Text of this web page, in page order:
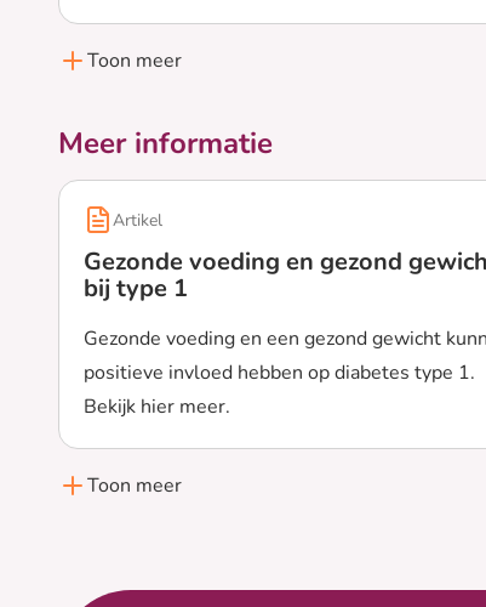
Toon meer
Meer informatie
Artikel
Gezonde voeding en gezond
bij type 1
Gezonde voeding en een gezond gewicht
positieve invloed hebben op diabetes type 1.
Bekijk hier meer.
Lees meer over Gezonde voeding en gezond
Toon meer